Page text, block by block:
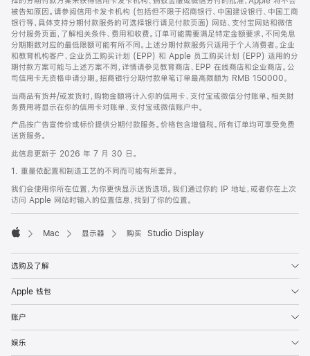
被告知原因。请参阅信用卡发卡机构 (包括但不限于招商银行、中国建设银行、中国工商
银行等，具体支持分期付款服务的可选择银行请见付款页面) 网站、支付宝网站和微信
分付服务页面，了解相关条件、费用和收费。订单可能需要满足特定金额要求，不同免息
分期期数对应的最低限额可能有所不同。上述分期付款服务只适用于个人消费者。企业
和教育机构客户、企业员工购买计划 (EPP) 和 Apple 员工购买计划 (EPP) 适用的分
期付款方案可能与上述方案不同，详情请参见教育商店、EPP 在线商店和企业商店。公
司信用卡无资格申请分期。招商银行分期付款单笔订单最高限额为 RMB 150000。
当商品有货并/或发货时，购物金额将计入你的信用卡、支付宝或微信分付账单。相关财
务费用将显示在你的信用卡对账单、支付宝或微信账户中。
产品按广告宣传价或标价提供分期付款服务。价格包含增值税。所有订单均可享受免费
送货服务。
此信息更新于 2026 年 7 月 30 日。
1. 重量依配置和制造工艺的不同而可能有所差异。
我们会使用你所在位置，为你更快显示送货选项。我们通过你的 IP 地址，或者你在上次
访问 Apple 网站时输入的位置信息，找到了你的位置。
Mac 显示器 购买 Studio Display
选购及了解
Apple 钱包
账户
娱乐